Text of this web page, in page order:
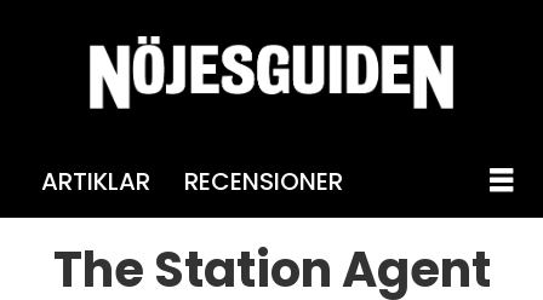
ARTIKLAR RECENSIONER
The Station Agent